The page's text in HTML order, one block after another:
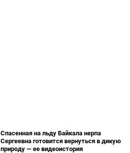
Спасенная на льду Байкала нерпа
Сергеевна готовится вернуться в дикую
природу — ее видеоистория